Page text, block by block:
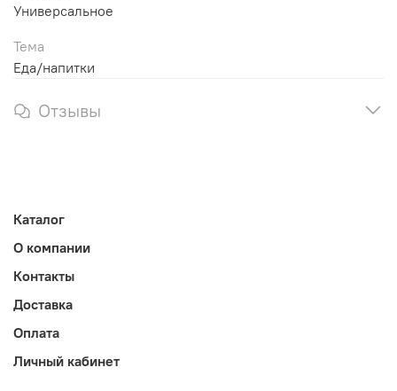
Универсальное
Тема
Еда/напитки
Отзывы
Каталог
О компании
Контакты
Доставка
Оплата
Личный кабинет